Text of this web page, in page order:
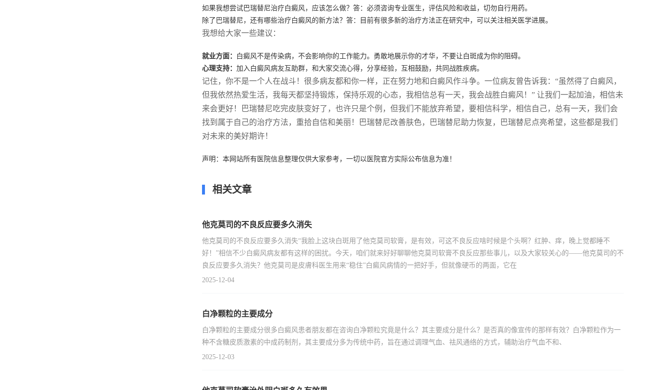
如果我想尝试巴瑞替尼治疗白癜风，应该怎么做？答：必须咨询专业医生，评估风险和收益，切勿自行用药。
除了巴瑞替尼，还有哪些治疗白癜风的新方法？答：目前有很多新的治疗方法正在研究中，可以关注相关医学进展。
我想给大家一些建议：
就业方面：
白癜风不是传染病，不会影响你的工作能力。勇敢地展示你的才华，不要让白斑成为你的阻碍。
心理支持： 加入白癜风病友互助群，和大家交流心得，分享经验，互相鼓励，共同战胜疾病。
记住，你不是一个人在战斗！很多病友都和你一样，正在努力地和白癜风作斗争。一位病友曾告诉我：“虽然得了白癜风，
但我依然热爱生活，我每天都坚持锻炼，保持乐观的心态，我相信总有一天，我会战胜白癜风！” 让我们一起加油，相信未
来会更好！巴瑞替尼吃完皮肤变好了，也许只是个例，但我们不能放弃希望，要相信科学，相信自己，总有一天，我们会
找到属于自己的治疗方法，重拾自信和美丽！巴瑞替尼改善肤色，巴瑞替尼助力恢复，巴瑞替尼点亮希望，这些都是我们
对未来的美好期许！
声明：本网站所有医院信息整理仅供大家参考，一切以医院官方实际公布信息为准！
相关文章
他克莫司的不良反应要多久消失
他克莫司的不良反应要多久消失“我脸上这块白斑用了他克莫司软膏，是有效，可这不良反应啥时候是个头啊？红肿、痒，晚上觉都睡不
好！”相信不少白癜风病友都有这样的困扰。今天，咱们就来好好聊聊他克莫司软膏不良反应那些事儿，以及大家较关心的——他克莫司的不
良反应要多久消失？他克莫司是皮膚科医生用来“稳住”白癜风病情的一把好手，但就像硬币的两面，它在
2025-12-04
白净颗粒的主要成分
白净颗粒的主要成分很多白癜风患者朋友都在咨询白净颗粒究竟是什么？其主要成分是什么？是否真的像宣传的那样有效？白净颗粒作为一
种不含糖皮质激素的中成药制剂，其主要成分多为传统中药，旨在通过调理气血、祛风通络的方式，辅助治疗气血不和、
2025-12-03